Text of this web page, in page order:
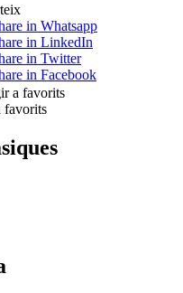
in Whatsapp
in LinkedIn
in Twitter
in Facebook
a favorits
favorits